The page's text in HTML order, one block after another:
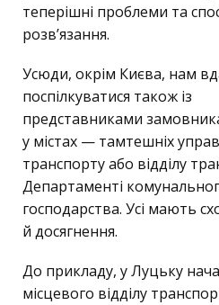
теперішні проблеми та
розв’язання.
Усюди, окрім Києва, нам
поспілкуватися також із
представниками
у містах — тамтешніх
транспорту або відділу
Департаменті
господарства. Усі мають
й досягнення.
До прикладу, у Луцьку
місцевого відділу